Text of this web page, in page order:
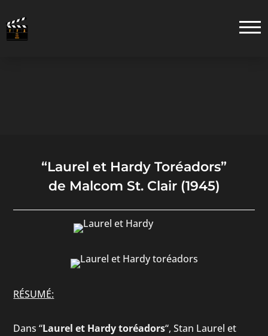
“Laurel et Hardy Toréadors”
de Malcom St. Clair (1945)
RÉSUMÉ:
Dans “Laurel et Hardy toréadors“, Stan Laurel et